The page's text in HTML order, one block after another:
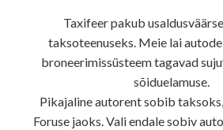
Taxifeer pakub
taksoteenuseks. Meie lai
broneerimissüsteem tagavad
sõiduelamuse.
Pikajaline autorent sobib
Foruse jaoks. Vali endale sobiv